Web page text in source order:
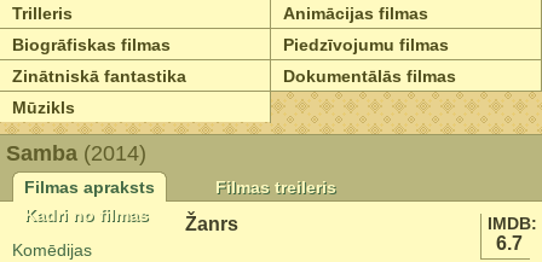
Trilleris
Animācijas filmas
Biogrāfiskas filmas
Piedzīvojumu filmas
Zinātniskā fantastika
Dokumentālās filmas
Mūzikls
Samba (2014)
Filmas apraksts
Filmas treileris
Kadri no filmas
IMDB:
6.7
Žanrs
Komēdijas